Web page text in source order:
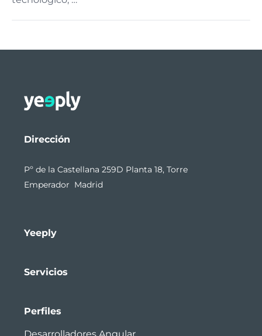
Dirección
Pº de la Castellana 259D Planta 18, Torre
Emperador Madrid
Yeeply
Servicios
Perfiles
Desarrolladores Angular